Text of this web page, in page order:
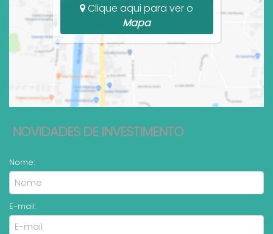
Clique aqui para ver o
Mapa
NOVIDADES DE INVESTIMENTO
Nome:
E-mail: